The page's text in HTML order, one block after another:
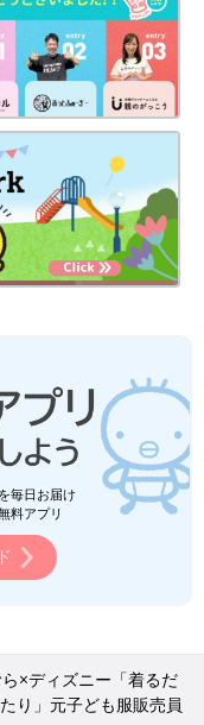
毎日お届け
料アプリ
ら×ディズニー「着るだ
り」元子ども服販売員